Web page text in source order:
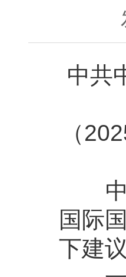
中共
（
中
国际
下建议